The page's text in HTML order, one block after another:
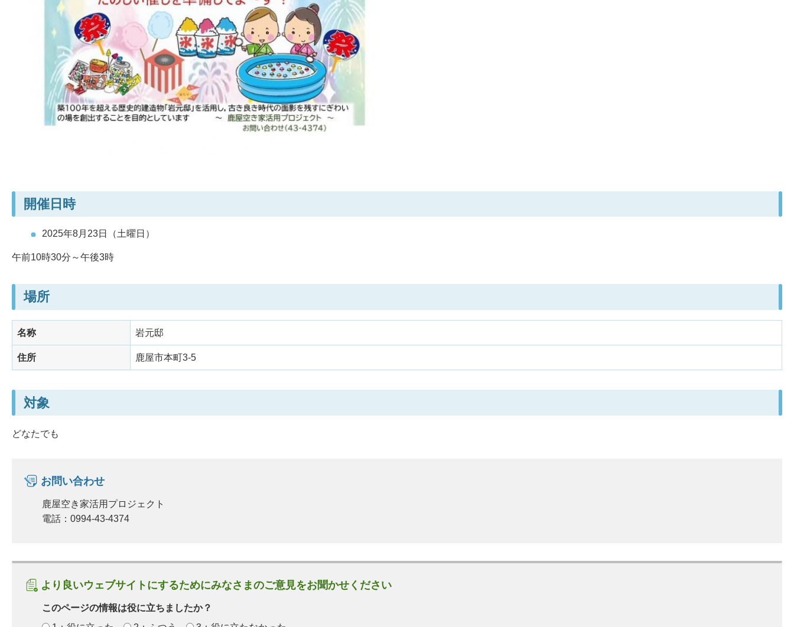
開催日時
2025年8月23日（土曜日）
午前10時30分～午後3時
場所
名称 岩元邸
住所 鹿屋市本町3-5
対象
どなたでも
お問い合わせ
鹿屋空き家活用プロジェクト
電話：0994-43-4374
より良いウェブサイトにするためにみなさまのご意見をお聞かせください
このページの情報は役に立ちましたか？